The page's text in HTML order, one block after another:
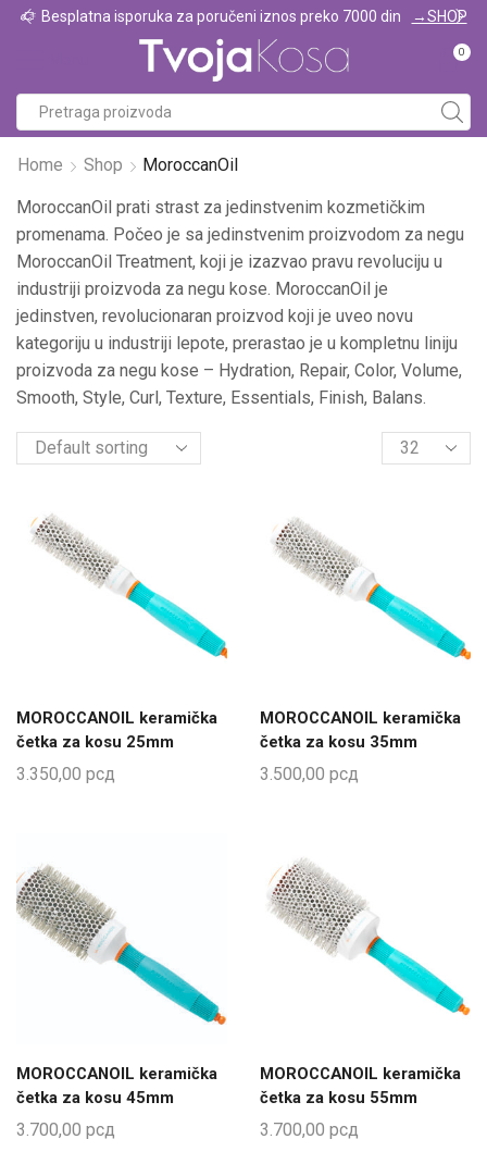
Prodajemo isključivo profesionalnu kozmetiku za kosu Pogledaj u prodavnici
0
Home Shop MoroccanOil
MoroccanOil prati strast za jedinstvenim kozmetičkim
promenama. Počeo je sa jedinstvenim proizvodom za negu
MoroccanOil Treatment, koji je izazvao pravu revoluciju u
industriji proizvoda za negu kose. MoroccanOil je
jedinstven, revolucionaran proizvod koji je uveo novu
kategoriju u industriji lepote, prerastao je u kompletnu liniju
proizvoda za negu kose – Hydration, Repair, Color, Volume,
Smooth, Style, Curl, Texture, Essentials, Finish, Balans.
MOROCCANOIL keramička
četka za kosu 25mm
3.350,00 рсд
MOROCCANOIL keramička
četka za kosu 35mm
3.500,00 рсд
MOROCCANOIL keramička
četka za kosu 45mm
3.700,00 рсд
MOROCCANOIL keramička
četka za kosu 55mm
3.700,00 рсд